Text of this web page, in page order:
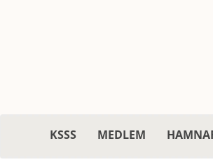
KSSS MEDLEM